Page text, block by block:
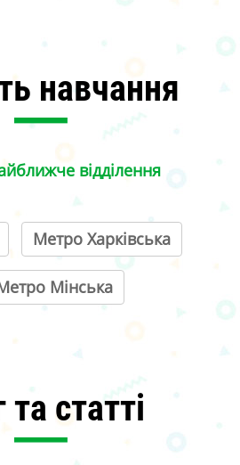
навчання
відділення
Метро Харківська
Мінська
грн/платіж
грн/платіж
грн/платіж
та статті